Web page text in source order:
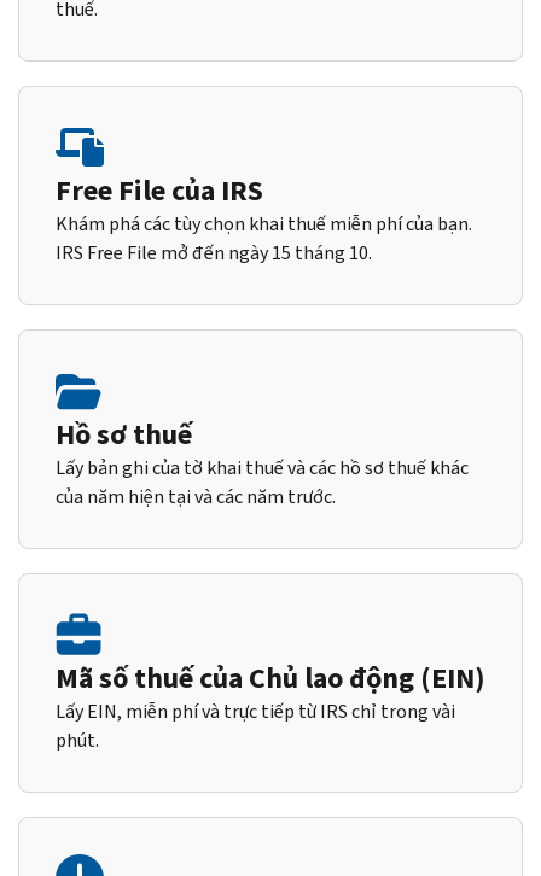
thuế.
Free File của IRS
Khám phá các tùy chọn khai thuế miễn phí của bạn.
IRS Free File mở đến ngày 15 tháng 10.
Hồ sơ thuế
Lấy bản ghi của tờ khai thuế và các hồ sơ thuế khác
của năm hiện tại và các năm trước.
Mã số thuế của Chủ lao động (EIN)
Lấy EIN, miễn phí và trực tiếp từ IRS chỉ trong vài
phút.